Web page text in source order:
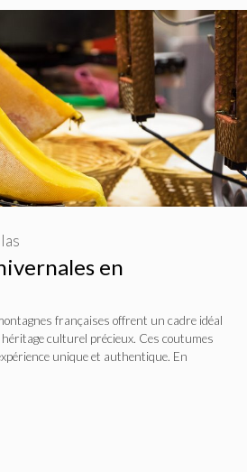
en
françaises offrent un cadre idéal
culturel précieux. Ces coutumes
unique et authentique. En